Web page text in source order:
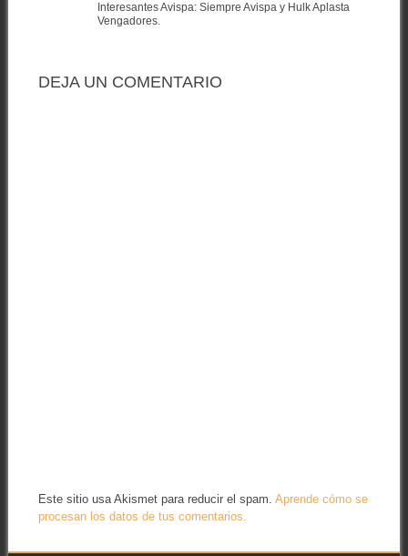
Interesantes Avispa: Siempre Avispa y Hulk Aplasta
Vengadores.
DEJA UN COMENTARIO
Este sitio usa Akismet para reducir el spam. Aprende cómo se
procesan los datos de tus comentarios.